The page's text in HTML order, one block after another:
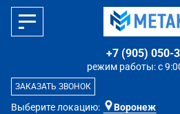
Выберите локацию: Воронеж
режим работы: с
+7 (905) 050-
ЗАКАЗАТЬ ЗВОНОК